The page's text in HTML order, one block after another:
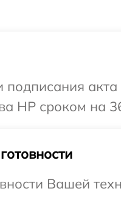
HP сроком на
Вашей